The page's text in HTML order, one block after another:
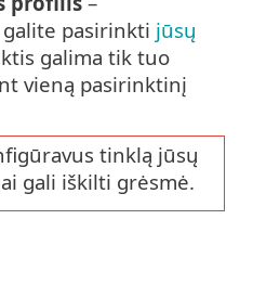
pasirinkti jūsų
galima tik tuo
vieną pasirinktinį
tinklą jūsų
gali iškilti grėsmė.